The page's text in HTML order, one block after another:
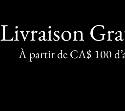
Livraison
À partir de CA$ 100